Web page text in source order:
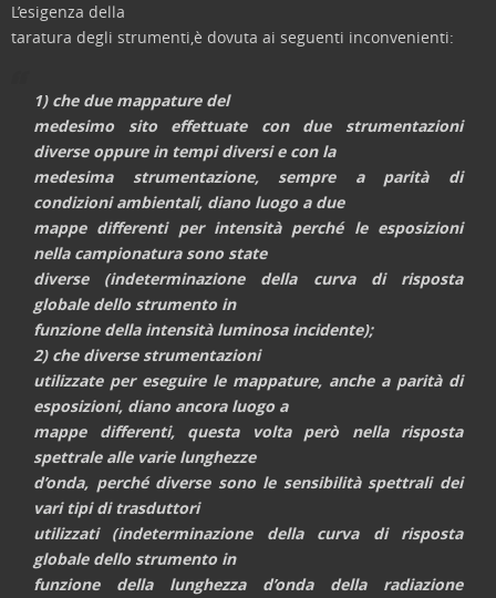
L’esigenza della
taratura degli strumenti,è dovuta ai seguenti inconvenienti:
1) che due mappature del
medesimo sito effettuate con due strumentazioni
diverse oppure in tempi diversi e con la
medesima strumentazione, sempre a parità di
condizioni ambientali, diano luogo a due
mappe differenti per intensità perché le esposizioni
nella campionatura sono state
diverse (indeterminazione della curva di risposta
globale dello strumento in
funzione della intensità luminosaincidente);
2) che diverse strumentazioni
utilizzate per eseguire le mappature, anche a parità di
esposizioni, diano ancora luogo a
mappe differenti, questa volta però nella risposta
spettrale alle varie lunghezze
d’onda, perché diverse sono le sensibilità spettrali dei
vari tipi di trasduttori
utilizzati (indeterminazione della curva di risposta
globale dello strumento in
funzione della lunghezza d’ondadella radiazione